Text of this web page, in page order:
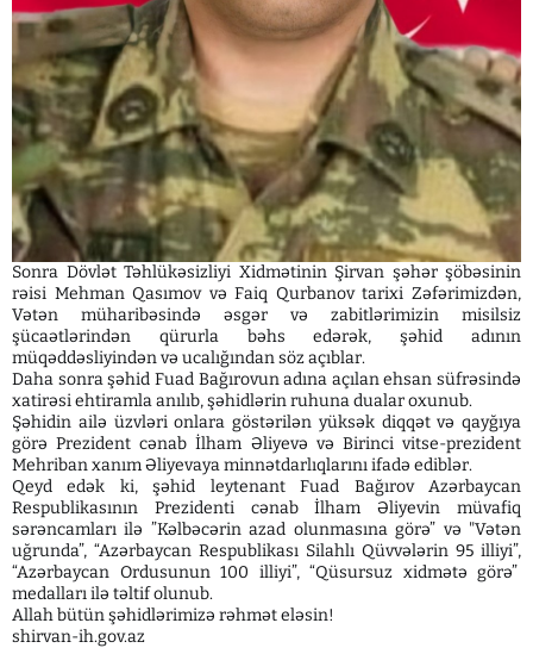
Sonra Dövlət Təhlükəsizliyi Xidmətinin Şirvan şəhər şöbəsinin
rəisi Mehman Qasımov və Faiq Qurbanov tarixi Zəfərimizdən,
Vətən müharibəsində əsgər və zabitlərimizin misilsiz
şücaətlərindən qürurla bəhs edərək, şəhid adının
müqəddəsliyindən və ucalığından söz açıblar.
Daha sonra şəhid Fuad Bağırovun adına açılan ehsan süfrəsində
xatirəsi ehtiramla anılıb, şəhidlərin ruhuna dualar oxunub.
Şəhidin ailə üzvləri onlara göstərilən yüksək diqqət və qayğıya
görə Prezident cənab İlham Əliyevə və Birinci vitse-prezident
Mehriban xanım Əliyevaya minnətdarlıqlarını ifadə ediblər.
Qeyd edək ki, şəhid leytenant Fuad Bağırov Azərbaycan
Respublikasının Prezidenti cənab İlham Əliyevin müvafiq
sərəncamları ilə ”Kəlbəcərin azad olunmasına görə” və "Vətən
uğrunda”, “Azərbaycan Respublikası Silahlı Qüvvələrin 95 illiyi”,
“Azərbaycan Ordusunun 100 illiyi”, “Qüsursuz xidmətə görə”
medalları ilə təltif olunub.
Allah bütün şəhidlərimizə rəhmət eləsin!
shirvan-ih.gov.az